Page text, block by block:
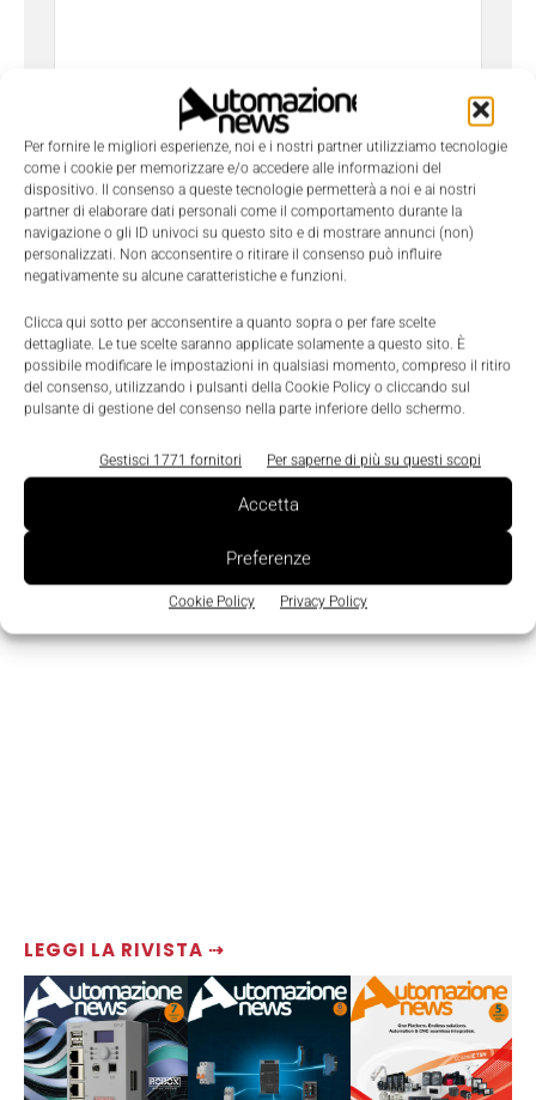
Per fornire le migliori esperienze, noi e i nostri partner utilizziamo tecnologie
come i cookie per memorizzare e/o accedere alle informazioni del
dispositivo. Il consenso a queste tecnologie permetterà a noi e ai nostri
partner di elaborare dati personali come il comportamento durante la
navigazione o gli ID univoci su questo sito e di mostrare annunci (non)
personalizzati. Non acconsentire o ritirare il consenso può influire
negativamente su alcune caratteristiche e funzioni.
Clicca qui sotto per acconsentire a quanto sopra o per fare scelte
dettagliate. Le tue scelte saranno applicate solamente a questo sito. È
possibile modificare le impostazioni in qualsiasi momento, compreso il ritiro
del consenso, utilizzando i pulsanti della Cookie Policy o cliccando sul
pulsante di gestione del consenso nella parte inferiore dello schermo.
Gestisci 1771 fornitori Per saperne di più su questi scopi
Accetta
Preferenze
Cookie Policy Privacy Policy
LEGGI LA RIVISTA ⇢
Ho letto e compreso l'Informativa sulla Privacye
do il consenso al trattamento dei dati da parte di
TAGS Monitor Movisafe Sew Eurodrive